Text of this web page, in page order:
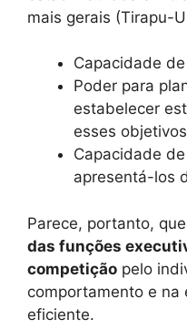
mais gerais (Tirapu-
Capacidade
Poder para
estabelecer
esses
Capacidade
apresentá-los
Parece, portanto,
das funções
competição pelo
comportamento e na
eficiente.